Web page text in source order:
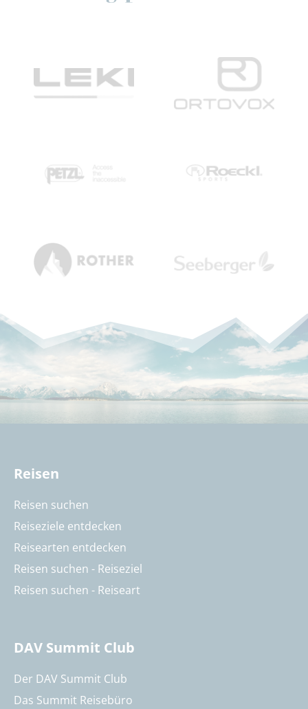
Reisen
Reisen suchen
Reiseziele entdecken
Reisearten entdecken
Reisen suchen - Reiseziel
Reisen suchen - Reiseart
DAV Summit Club
Der DAV Summit Club
Das Summit Reisebüro